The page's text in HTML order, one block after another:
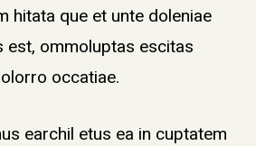
hitata que et unte doleniae
est, ommoluptas escitas
occatiae.
earchil etus ea in cuptatem